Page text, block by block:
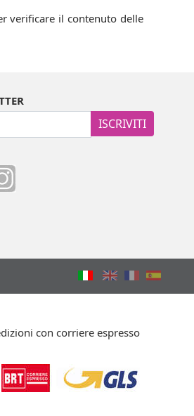
verificare il contenuto delle
ISCRIVITI
con corriere espresso